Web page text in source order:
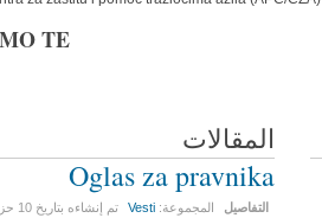
TE!
المقالات
Oglas za pravnika
التفاصيل المجموعة:Vesti تم إنشاءه بتاريخ10 حزيران/يونيو 2018